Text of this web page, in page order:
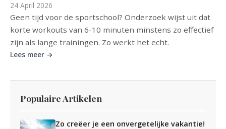
24 April 2026
Geen tijd voor de sportschool? Onderzoek wijst uit dat
korte workouts van 6-10 minuten minstens zo effectief
zijn als lange trainingen. Zo werkt het echt.
Lees meer →
Populaire Artikelen
Zo creëer je een onvergetelijke vakantie!